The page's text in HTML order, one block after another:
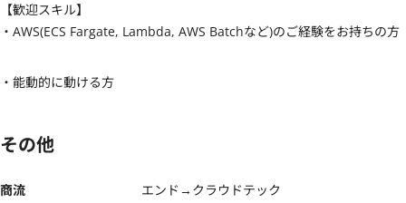
【歓迎スキル】
・AWS(ECS Fargate, Lambda, AWS Batchなど)のご経験をお持ちの方
・能動的に動ける方
その他
商流
エンド→クラウドテック